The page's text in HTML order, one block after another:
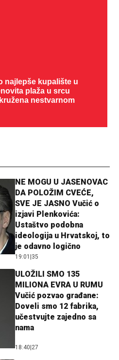
najlepše kupalište u
plaža u srcu
nestvarnom
NE MOGU U JASENOVAC
DA POLOŽIM CVEĆE,
SVE JE JASNO Vučić o
izjavi Plenkovića:
Ustaštvo podobna
ideologija u Hrvatskoj, to
je odavno logično
19:01 35
ULOŽILI SMO 135
MILIONA EVRA U RUMU
Vučić pozvao građane:
Doveli smo 12 fabrika,
učestvujte zajedno sa
nama
18:40 27